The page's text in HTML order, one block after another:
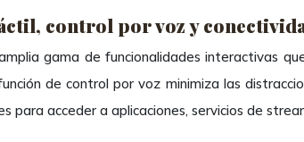
control por voz y
gama de funcionalidades interactivas
de control por voz minimiza las
para acceder a aplicaciones, servicios de